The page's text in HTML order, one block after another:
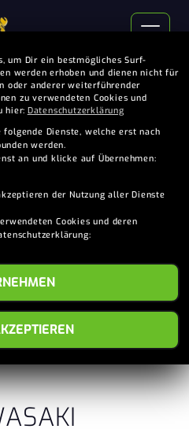
um Dir ein bestmögliches Surf-
werden erhoben und dienen nicht für
oder anderer weiterführender
zu verwendeten Cookies und
hier: Datenschutzerklärung
Dienste, welche erst nach
werden.
an und klicke auf Übernehmen:
der Nutzung aller Dienste
Cookies und deren